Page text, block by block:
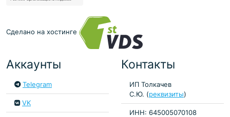
Сделано на хостинге
Аккаунты
Telegram
VK
Контакты
ИП Толкачев
С.Ю. (реквизиты)
ИНН: 645005070108